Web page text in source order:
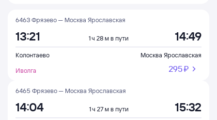
6463 Фрязево — Москва Ярославская
13:21 1 ч 28 м в пути 14:49
Колонтаево
Москва Ярославская
Иволга
295 ⁠₽
6465 Фрязево — Москва Ярославская
14:04 1 ч 27 м в пути 15:32